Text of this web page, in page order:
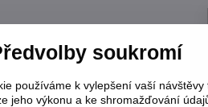
soukromí
používáme k vylepšení vaší návštěvy
jeho výkonu a ke shromažďování